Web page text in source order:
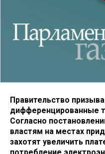
Правительство
дифференцированные
Согласно
властям на местах
захотят увеличить
потребление